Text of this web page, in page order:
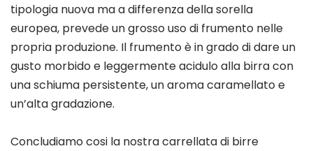
tipologia nuova ma a differenza della sorella
europea, prevede un grosso uso di frumento nelle
propria produzione. Il frumento è in grado di dare un
gusto morbido e leggermente acidulo alla birra con
una schiuma persistente, un aroma caramellato e
un’alta gradazione.
Concludiamo cosi la nostra carrellata di birre